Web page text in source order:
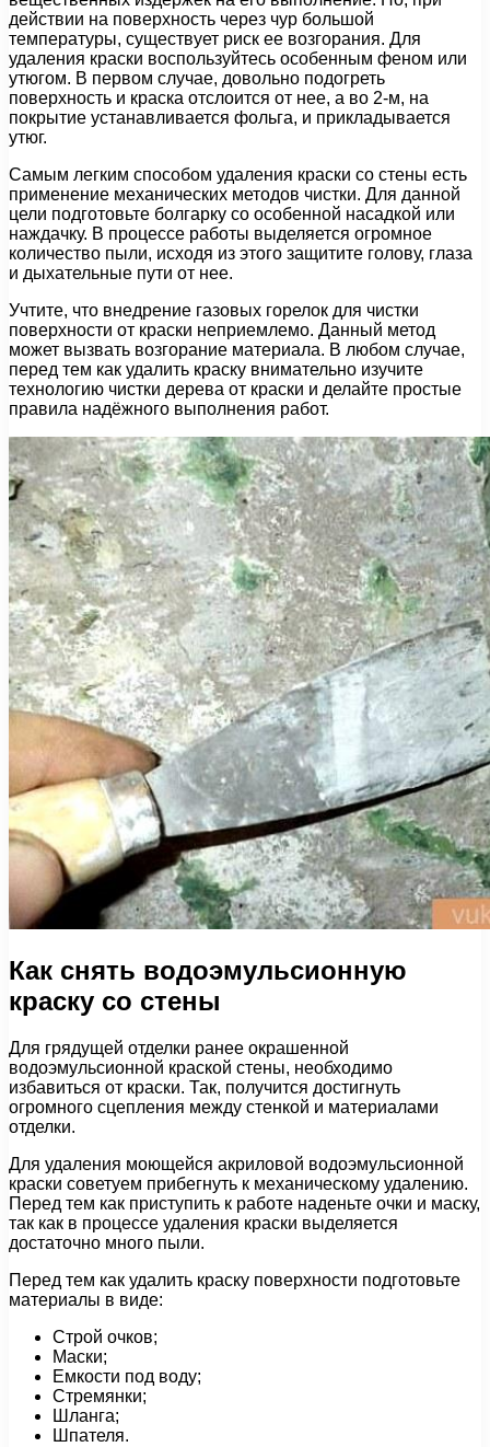
действии на поверхность через чур большой
температуры, существует риск ее возгорания. Для
удаления краски воспользуйтесь особенным феном или
утюгом. В первом случае, довольно подогреть
поверхность и краска отслоится от нее, а во 2-м, на
покрытие устанавливается фольга, и прикладывается
утюг.
Самым легким способом удаления краски со стены есть
применение механических методов чистки. Для данной
цели подготовьте болгарку со особенной насадкой или
наждачку. В процессе работы выделяется огромное
количество пыли, исходя из этого защитите голову, глаза
и дыхательные пути от нее.
Учтите, что внедрение газовых горелок для чистки
поверхности от краски неприемлемо. Данный метод
может вызвать возгорание материала. В любом случае,
перед тем как удалить краску внимательно изучите
технологию чистки дерева от краски и делайте простые
правила надёжного выполнения работ.
Как снять водоэмульсионную
краску со стены
Для грядущей отделки ранее окрашенной
водоэмульсионной краской стены, необходимо
избавиться от краски. Так, получится достигнуть
огромного сцепления между стенкой и материалами
отделки.
Для удаления моющейся акриловой водоэмульсионной
краски советуем прибегнуть к механическому удалению.
Перед тем как приступить к работе наденьте очки и маску,
так как в процессе удаления краски выделяется
достаточно много пыли.
Перед тем как удалить краску поверхности подготовьте
материалы в виде:
Строй очков;
Маски;
Емкости под воду;
Стремянки;
Шланга;
Шпателя.